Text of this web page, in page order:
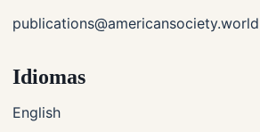
publications@americansociety.world
Idiomas
English